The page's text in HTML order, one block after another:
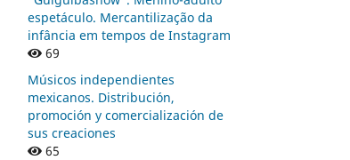
espetáculo. Mercantilização da
infância em tempos de Instagram
69
Músicos independientes
mexicanos. Distribución,
promoción y comercialización de
sus creaciones
65